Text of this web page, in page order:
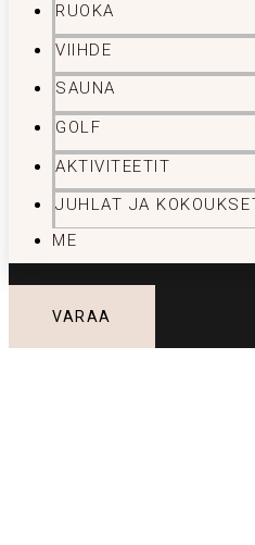
RUOKA
VIIHDE
SAUNA
GOLF
AKTIVITEETIT
JUHLAT JA
ME
VARAA